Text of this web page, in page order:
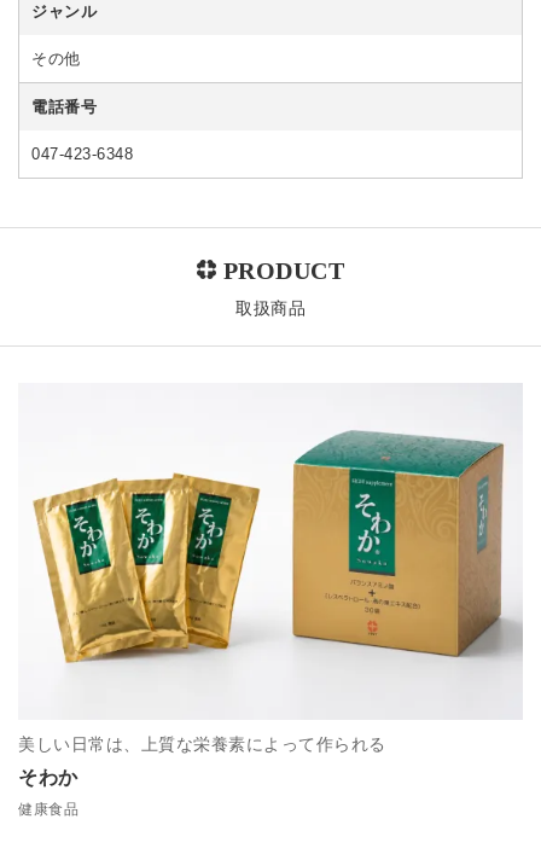
ジャンル
その他
電話番号
047-423-6348
取扱商品
そわか
美しい日常は、上質な栄養素によって作られる
健康食品